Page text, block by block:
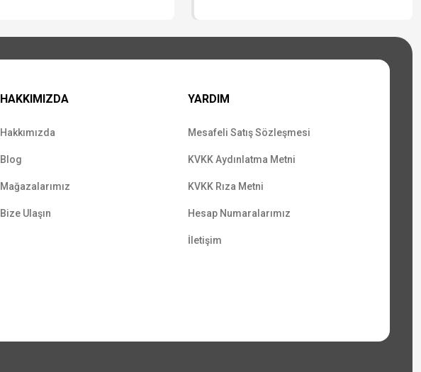
HAKKIMIZDA
Hakkımızda
Blog
Mağazalarımız
Bize Ulaşın
YARDIM
Mesafeli Satış Sözleşmesi
KVKK Aydınlatma Metni
KVKK Rıza Metni
Hesap Numaralarımız
İletişim